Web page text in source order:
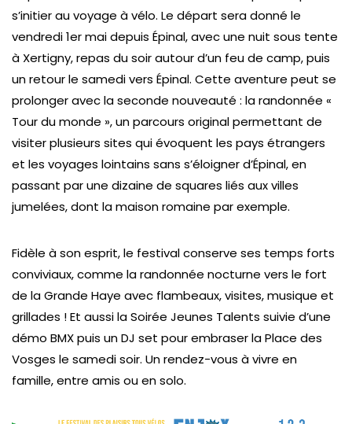
s’initier au voyage à vélo. Le départ sera donné le
vendredi 1er mai depuis Épinal, avec une nuit sous tente
à Xertigny, repas du soir autour d’un feu de camp, puis
un retour le samedi vers Épinal. Cette aventure peut se
prolonger avec la seconde nouveauté : la randonnée «
Tour du monde », un parcours original permettant de
visiter plusieurs sites qui évoquent les pays étrangers
et les voyages lointains sans s’éloigner d’Épinal, en
passant par une dizaine de squares liés aux villes
jumelées, dont la maison romaine par exemple.
Fidèle à son esprit, le festival conserve ses temps forts
conviviaux, comme la randonnée nocturne vers le fort
de la Grande Haye avec flambeaux, visites, musique et
grillades ! Et aussi la Soirée Jeunes Talents suivie d’une
démo BMX puis un DJ set pour embraser la Place des
Vosges le samedi soir. Un rendez-vous à vivre en
famille, entre amis ou en solo.